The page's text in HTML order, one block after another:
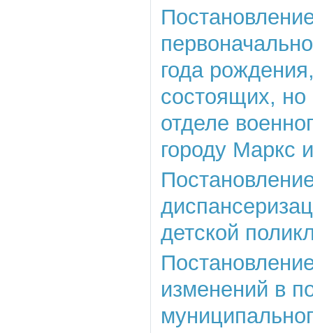
года
состоящих, но
отделе
городу Маркс
детской
изменений в